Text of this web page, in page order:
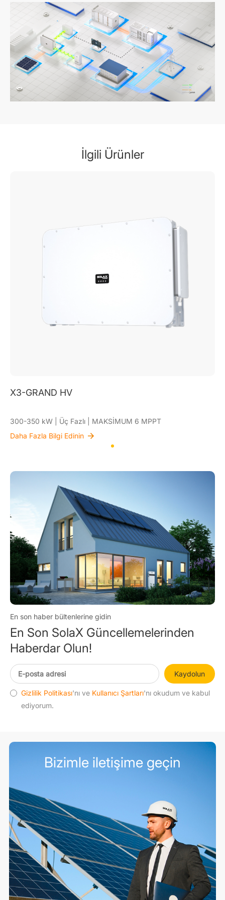
İlgili Ürünler
X3-GRAND HV
300-350 kW | Üç Fazlı | MAKSİMUM 6 MPPT
Daha Fazla Bilgi Edinin
En son haber bültenlerine gidin
En Son SolaX Güncellemelerinden
Haberdar Olun!
Kaydolun
Gizlilik Politikası'nı ve Kullanıcı Şartları'nı okudum ve kabul
ediyorum.
Bizimle iletişime geçin